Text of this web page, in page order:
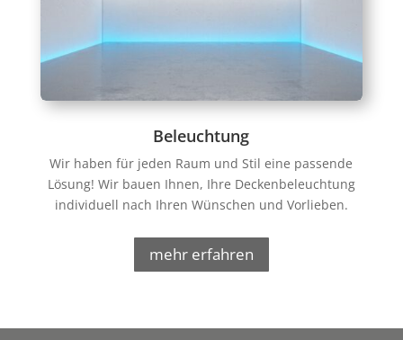
Beleuchtung
Wir haben für jeden Raum und Stil eine passende
Lösung! Wir bauen Ihnen, Ihre Deckenbeleuchtung
individuell nach Ihren Wünschen und Vorlieben.
mehr erfahren